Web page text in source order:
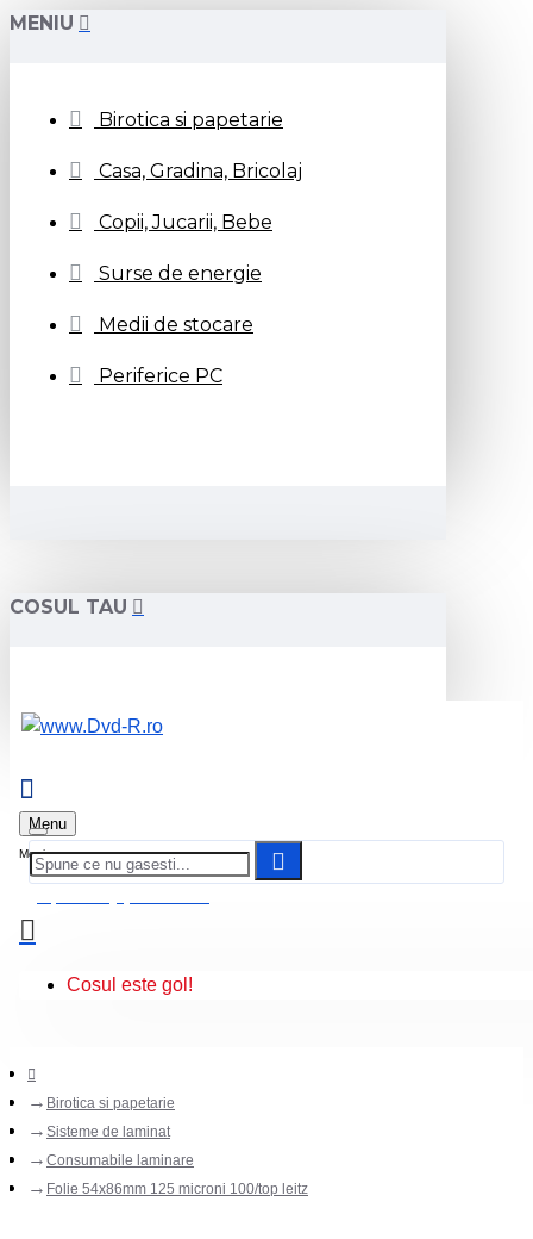
MENIU
Birotica si papetarie
Casa, Gradina, Bricolaj
Copii, Jucarii, Bebe
Surse de energie
Medii de stocare
Periferice PC
COSUL TAU
Menu
Cosul este gol!
Birotica si papetarie
Sisteme de laminat
Consumabile laminare
Folie 54x86mm 125 microni 100/top leitz